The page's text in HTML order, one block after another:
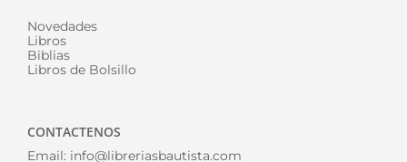
Novedades
Libros
Biblias
Libros de Bolsillo
CONTACTENOS
Email: info@libreriasbautista.com